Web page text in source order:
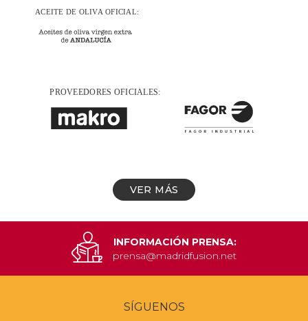
VER MÁS
INFORMACIÓN PRENSA:
prensa@madridfusion.net
SÍGUENOS